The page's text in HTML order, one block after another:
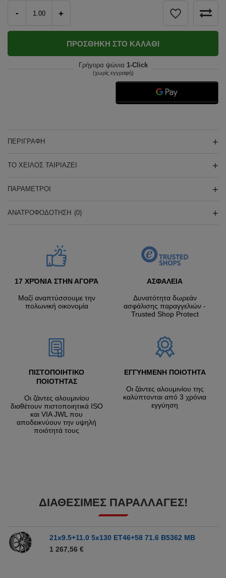
- +
ΠΡΟΣΘΉΚΗ ΣΤΟ ΚΑΛΆΘΙ
Γρήγορα ψώνια 1-Click
(χωρίς εγγραφή)
ΠΕΡΙΓΡΑΦΉ
ΤΟ ΧΕΊΛΟΣ ΤΑΙΡΙΆΖΕΙ
ΠΑΡΆΜΕΤΡΟΙ
ΑΝΑΤΡΟΦΟΔΌΤΗΣΗ (0)
17 ΧΡΌΝΙΑ ΣΤΗΝ ΑΓΟΡΆ
Μαζί αναπτύσσουμε την
πολωνική οικονομία
ΑΣΦΑΛΕΙΑ
Δυνατότητα δωρεάν
ασφάλισης παραγγελιών -
Trusted Shop Protect
ΠΙΣΤΟΠΟΙΗΤΙΚΟ
ΠΟΙΟΤΗΤΑΣ
Οι ζάντες αλουμινίου
διαθέτουν πιστοποιητικά ISO
και VIA JWL που
αποδεικνύουν την υψηλή
ποιότητά τους
ΕΓΓΥΗΜΕΝΗ ΠΟΙΟΤΗΤΑ
Οι ζάντες αλουμινίου της
καλύπτονται από 3 χρόνια
εγγύηση
ΔΙΑΘΈΣΙΜΕΣ ΠΑΡΑΛΛΑΓΈΣ!
21x9.5+11.0 5x130 ET46+58 71.6 B5362 MB
1 267,56 €